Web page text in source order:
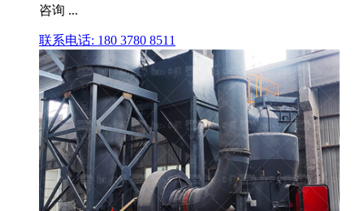
咨询 ...
联系电话: 180 3780 8511